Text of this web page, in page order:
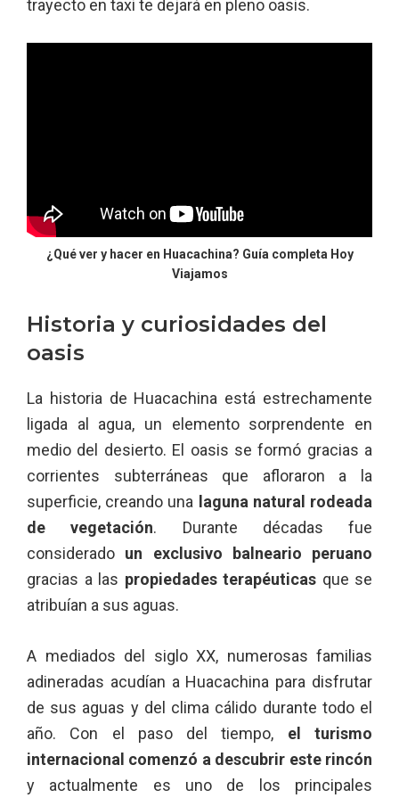
trayecto en taxi te dejará en pleno oasis.
¿Qué ver y hacer en Huacachina? Guía completa Hoy
Viajamos
Historia y curiosidades del
oasis
La historia de Huacachina está estrechamente
ligada al agua, un elemento sorprendente en
medio del desierto. El oasis se formó gracias a
corrientes subterráneas que afloraron a la
superficie, creando una laguna natural rodeada
de vegetación. Durante décadas fue
considerado un exclusivo balneario peruano
gracias a las propiedades terapéuticas que se
atribuían a sus aguas.
A mediados del siglo XX, numerosas familias
adineradas acudían a Huacachina para disfrutar
de sus aguas y del clima cálido durante todo el
año. Con el paso del tiempo, el turismo
internacional comenzó a descubrir este rincón
y actualmente es uno de los principales